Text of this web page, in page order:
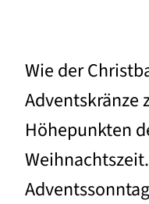
Wie der
Adventskränze
Höhepunkten